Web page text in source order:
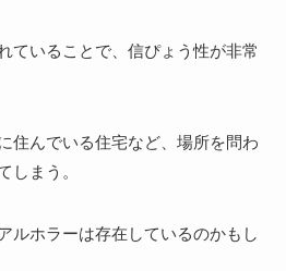
ていることで、信ぴょう性が非常
住んでいる住宅など、場所を問わ
しまう。
ルホラーは存在しているのかもし